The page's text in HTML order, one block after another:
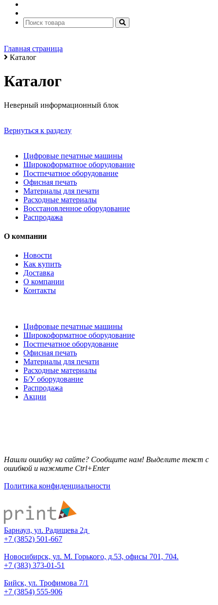
Главная страница
Каталог
Каталог
Неверный информационный блок
Вернуться к разделу
Цифровые печатные машины
Широкоформатное оборудование
Постпечатное оборудование
Офисная печать
Материалы для печати
Расходные материалы
Восстановленное оборудование
Распродажа
О компании
Новости
Как купить
Доставка
О компании
Контакты
Цифровые печатные машины
Широкоформатное оборудование
Постпечатное оборудование
Офисная печать
Материалы для печати
Расходные материалы
Б/У оборудование
Распродажа
Акции
Нашли ошибку на сайте? Сообщите нам! Выделите текст с
ошибкой и нажмите Ctrl+Enter
Политика конфиденциальности
Барнаул, ул. Радищева 2д
+7 (3852) 501-667
Новосибирск, ул. М. Горького, д.53, офисы 701, 704.
+7 (383) 373-01-51
Бийск, ул. Трофимова 7/1
+7 (3854) 555-906